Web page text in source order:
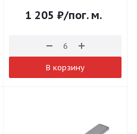
1 205 ₽/пог. м.
В корзину